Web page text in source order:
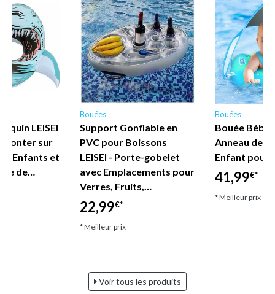
LEISEI
Monter sur
Enfants et
de…
Bouées
Support Gonflable en
PVC pour Boissons
LEISEI - Porte-gobelet
avec Emplacements pour
Verres, Fruits,…
22,99€*
* Meilleur prix
Bouées
Bouée Bébé
Anneau de
Enfant pour
41,99€*
* Meilleur prix
Voir tous les produits